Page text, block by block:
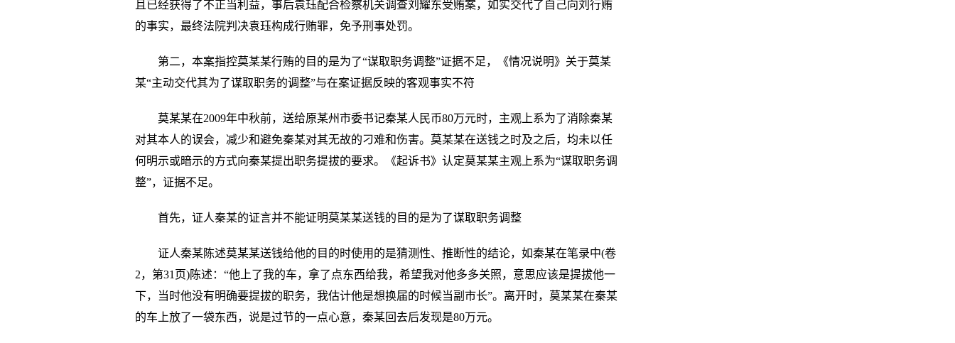
且已经获得了不正当利益，事后袁珏配合检察机关调查刘耀东受贿案，如实交代了自己向刘行贿
的事实，最终法院判决袁珏构成行贿罪，免予刑事处罚。
第二，本案指控莫某某行贿的目的是为了“谋取职务调整”证据不足，《情况说明》关于莫某
某“主动交代其为了谋取职务的调整”与在案证据反映的客观事实不符
莫某某在2009年中秋前，送给原某州市委书记秦某人民币80万元时，主观上系为了消除秦某
对其本人的误会，减少和避免秦某对其无故的刁难和伤害。莫某某在送钱之时及之后，均未以任
何明示或暗示的方式向秦某提出职务提拔的要求。《起诉书》认定莫某某主观上系为“谋取职务调
整”，证据不足。
首先，证人秦某的证言并不能证明莫某某送钱的目的是为了谋取职务调整
证人秦某陈述莫某某送钱给他的目的时使用的是猜测性、推断性的结论，如秦某在笔录中(卷
2，第31页)陈述：“他上了我的车，拿了点东西给我，希望我对他多多关照，意思应该是提拔他一
下，当时他没有明确要提拔的职务，我估计他是想换届的时候当副市长”。离开时，莫某某在秦某
的车上放了一袋东西，说是过节的一点心意，秦某回去后发现是80万元。